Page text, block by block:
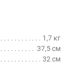
1,7 кг
37,5 см
32 см